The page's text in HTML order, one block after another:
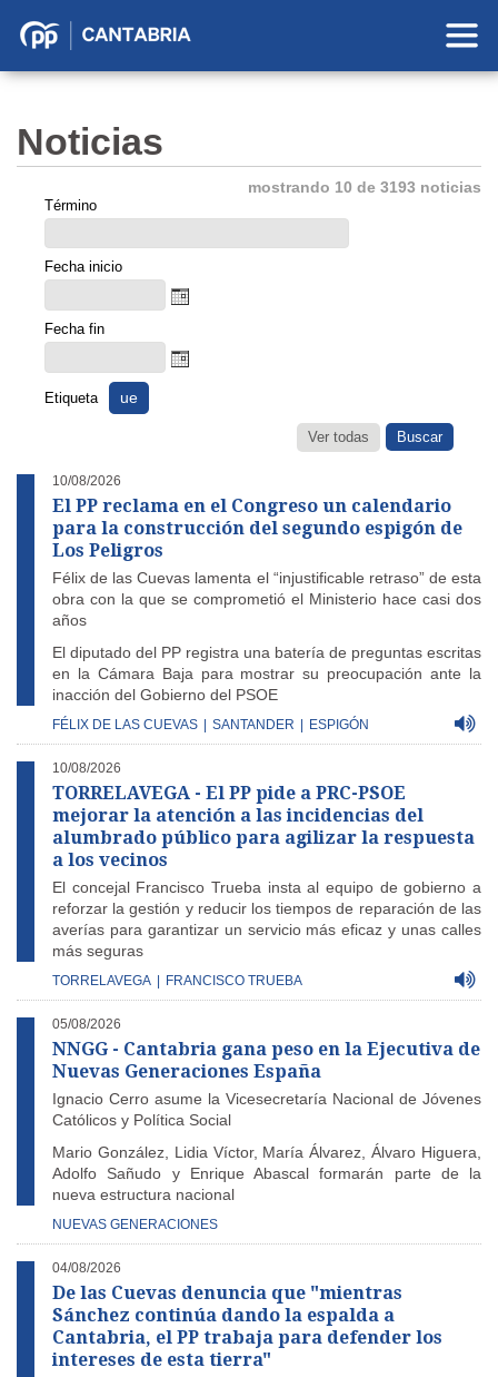
Partido
Cantabria
Noticias
mostrando 10 de 3193 noticias
Término
Fecha inicio
Fecha fin
Etiqueta ue
Ver todas
10/08/2026
El PP reclama en el Congreso un calendario
para la construcción del segundo espigón de
Los Peligros
Félix de las Cuevas lamenta el “injustificable retraso” de esta
obra con la que se comprometió el Ministerio hace casi dos
años
El diputado del PP registra una batería de preguntas escritas
en la Cámara Baja para mostrar su preocupación ante la
inacción del Gobierno del PSOE
FÉLIX DE LAS CUEVAS SANTANDER ESPIGÓN
10/08/2026
TORRELAVEGA - El PP pide a PRC-PSOE
mejorar la atención a las incidencias del
alumbrado público para agilizar la respuesta
a los vecinos
El concejal Francisco Trueba insta al equipo de gobierno a
reforzar la gestión y reducir los tiempos de reparación de las
averías para garantizar un servicio más eficaz y unas calles
más seguras
TORRELAVEGA FRANCISCO TRUEBA
05/08/2026
NNGG - Cantabria gana peso en la Ejecutiva de
Nuevas Generaciones España
Ignacio Cerro asume la Vicesecretaría Nacional de Jóvenes
Católicos y Política Social
Mario González, Lidia Víctor, María Álvarez, Álvaro Higuera,
Adolfo Sañudo y Enrique Abascal formarán parte de la
nueva estructura nacional
NUEVAS GENERACIONES
04/08/2026
De las Cuevas denuncia que "mientras
Sánchez continúa dando la espalda a
Cantabria, el PP trabaja para defender los
intereses de esta tierra"